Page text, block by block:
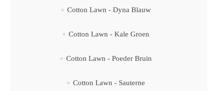
Cotton Lawn - Dyna Blauw
Cotton Lawn - Kale Groen
Cotton Lawn - Poeder Bruin
Cotton Lawn - Sauterne